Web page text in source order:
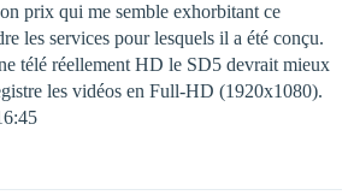
prix qui me semble exhorbitant ce
les services pour lesquels il a été conçu.
télé réellement HD le SD5 devrait mieux
les vidéos en Full-HD (1920x1080).